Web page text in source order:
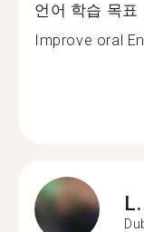
언어 학습 목표
Improve oral
L.